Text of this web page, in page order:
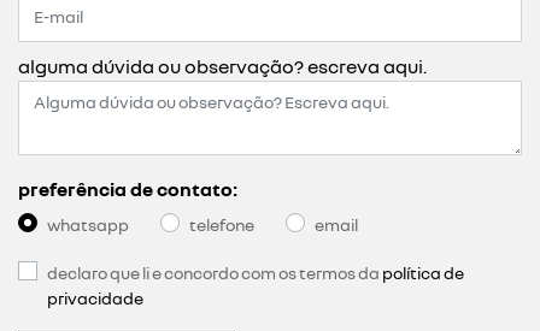
alguma dúvida ou observação? escreva aqui.
preferência de contato:
whatsapp telefone email
declaro que li e concordo com os termos da política de
privacidade